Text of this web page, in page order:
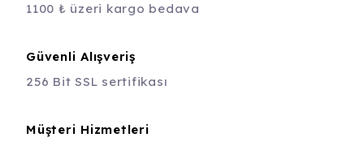
1100 ₺ üzeri kargo bedava
Güvenli Alışveriş
256 Bit SSL sertifikası
Müşteri Hizmetleri